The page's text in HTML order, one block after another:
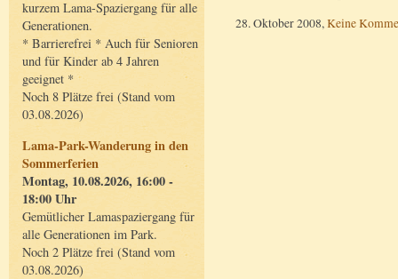
kurzem Lama-Spaziergang für alle
Generationen.
* Barrierefrei * Auch für Senioren
und für Kinder ab 4 Jahren
geeignet *
Noch 8 Plätze frei (Stand vom
03.08.2026)
Lama-Park-Wanderung in den
Sommerferien
Montag, 10.08.2026, 16:00 -
18:00 Uhr
Gemütlicher Lamaspaziergang für
alle Generationen im Park.
Noch 2 Plätze frei (Stand vom
03.08.2026)
28. Oktober 2008, Keine